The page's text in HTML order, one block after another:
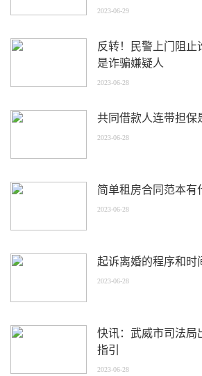
2023-06-29
反转！民警上门阻止
是诈骗嫌疑人
2023-06-28
共同借款人连带担保
2023-06-28
简单租房合同范本有
2023-06-28
起诉离婚的程序和时
2023-06-28
快讯：武威市司法局
指引
2023-06-28